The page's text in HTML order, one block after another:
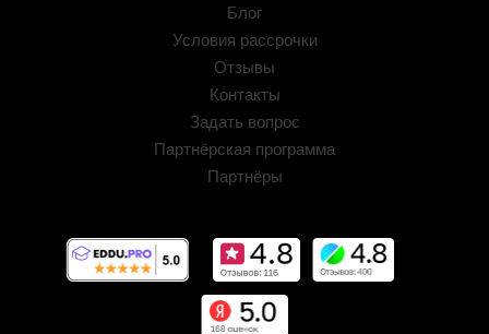
Блог
Условия рассрочки
Отзывы
Контакты
Задать вопрос
Партнёрская программа
Партнёры